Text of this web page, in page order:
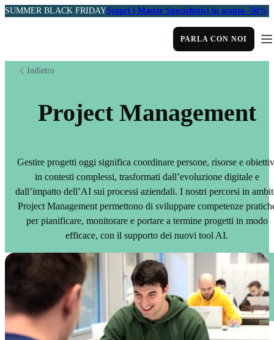
SUMMER BLACK FRIDAYScopri i Master Specialistici in sconto -50%
PARLA CON NOI
Indietro
Project Management
Gestire progetti oggi significa coordinare persone, risorse e
in contesti complessi, trasformati dall’evoluzione digitale e
dall’impatto dell’AI sui processi aziendali. I nostri percorsi in
Project Management permettono di sviluppare competenze
per pianificare, monitorare e portare a termine progetti in modo
efficace, con il supporto dei nuovi tool AI.